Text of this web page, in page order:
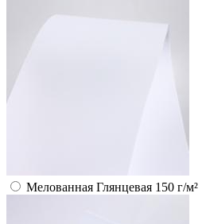
Мелованная Глянцевая 150 г/м²